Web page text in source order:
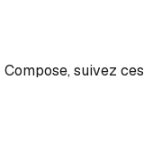
suivez ces